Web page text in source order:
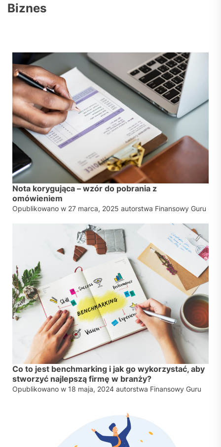
Biznes
Nota korygująca – wzór do pobrania z
omówieniem
Opublikowano w 27 marca, 2025 autorstwa Finansowy Guru
Co to jest benchmarking i jak go wykorzystać, aby
stworzyć najlepszą firmę w branży?
Opublikowano w 18 maja, 2024 autorstwa Finansowy Guru